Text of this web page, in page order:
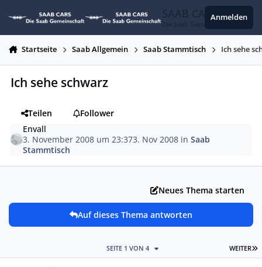
SAAB CARS
Die Saab Gemeinschaft
Anmelden
Startseite Saab Allgemein Saab Stammtisch Ich sehe
Ich sehe schwarz
Teilen
Follower
Envall
3. November 2008 um 23:373. Nov 2008 inSaab
Stammtisch
Neues Thema starten
Auf dieses Thema antworten
WEITER
SEITE 1 VON 4